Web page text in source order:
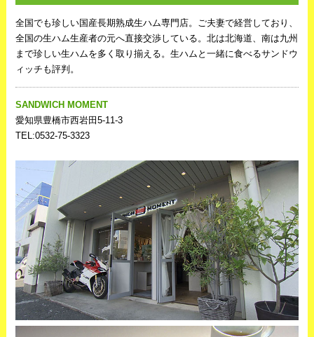
全国でも珍しい国産長期熟成生ハム専門店。ご夫妻で経営しており、
全国の生ハム生産者の元へ直接交渉している。北は北海道、南は九州
まで珍しい生ハムを多く取り揃える。生ハムと一緒に食べるサンドウ
ィッチも評判。
SANDWICH MOMENT
愛知県豊橋市西岩田5-11-3
TEL:0532‐75‐3323